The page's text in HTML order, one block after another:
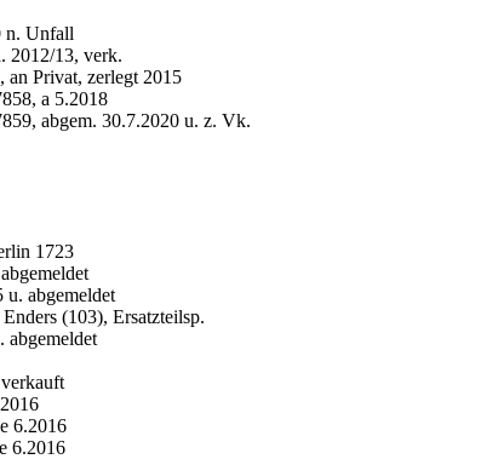
n. Unfall
2012/13, verk.
Privat, zerlegt 2015
a 5.2018
abgem. 30.7.2020 u. z. Vk.
1723
abgemeldet
(103), Ersatzteilsp.
abgemeldet
6.2016
6.2016